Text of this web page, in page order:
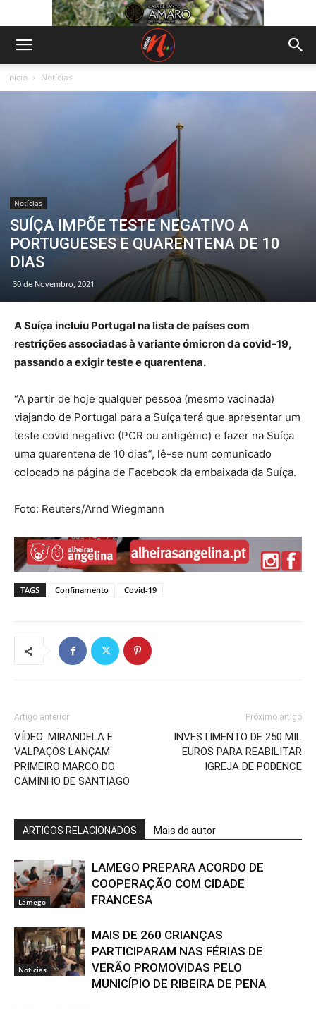
Início Notícias
Notícias
SUÍÇA IMPÕE TESTE NEGATIVO A
PORTUGUESES E QUARENTENA DE 10
DIAS
30 de Novembro, 2021
A Suíça incluiu Portugal na lista de países com
restrições associadas à variante ómicron da covid-19,
passando a exigir teste e quarentena.
“A partir de hoje qualquer pessoa (mesmo vacinada)
viajando de Portugal para a Suíça terá que apresentar um
teste covid negativo (PCR ou antigénio) e fazer na Suíça
uma quarentena de 10 dias”, lê-se num comunicado
colocado na página de Facebook da embaixada da Suíça.
Foto: Reuters/Arnd Wiegmann
TAGS Confinamento Covid-19
Artigo anterior
VÍDEO: MIRANDELA E
VALPAÇOS LANÇAM
PRIMEIRO MARCO DO
CAMINHO DE SANTIAGO
Próximo artigo
INVESTIMENTO DE 250 MIL
EUROS PARA REABILITAR
IGREJA DE PODENCE
ARTIGOS RELACIONADOS Mais do autor
Lamego
LAMEGO PREPARA ACORDO DE
COOPERAÇÃO COM CIDADE
FRANCESA
Notícias
MAIS DE 260 CRIANÇAS
PARTICIPARAM NAS FÉRIAS DE
VERÃO PROMOVIDAS PELO
MUNICÍPIO DE RIBEIRA DE PENA